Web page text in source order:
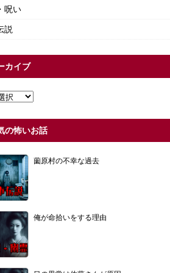
呪い
説
カイブ
の怖いお話
薗原村の不幸な過去
俺が命拾いをする理由